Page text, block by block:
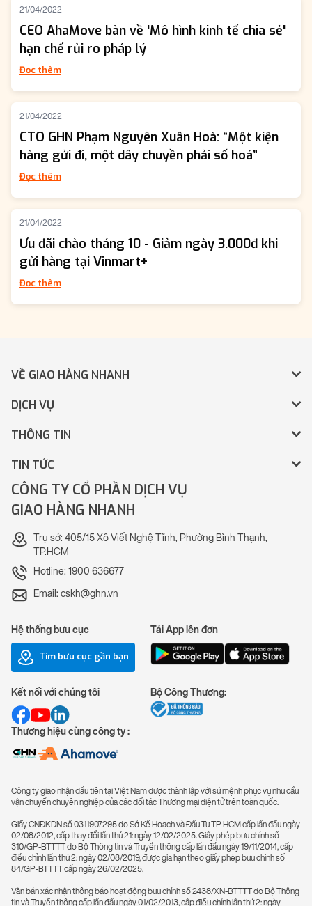
21/04/2022
CEO AhaMove bàn về 'Mô hình kinh tế chia sẻ'
hạn chế rủi ro pháp lý
Đọc thêm
21/04/2022
CTO GHN Phạm Nguyên Xuân Hoà: “Một kiện
hàng gửi đi, một dây chuyền phải số hoá”
Đọc thêm
21/04/2022
Ưu đãi chào tháng 10 - Giảm ngày 3.000đ khi
gửi hàng tại Vinmart+
Đọc thêm
VỀ GIAO HÀNG NHANH
DỊCH VỤ
THÔNG TIN
TIN TỨC
CÔNG TY CỔ PHẦN DỊCH VỤ
GIAO HÀNG NHANH
Trụ sở: 405/15 Xô Viết Nghệ Tĩnh, Phường Bình Thạnh,
TP.HCM
Hotline: 1900 636677
Email: cskh@ghn.vn
Hệ thống bưu cục
Tìm bưu cục gần bạn
Tải App lên đơn
Kết nối với chúng tôi
Thương hiệu cùng công ty :
Bộ Công Thương:
Công ty giao nhận đầu tiên tại Việt Nam được thành lập với sứ mệnh phục vụ nhu cầu
vận chuyển chuyên nghiệp của các đối tác Thương mại điện tử trên toàn quốc.
Giấy CNĐKDN số 0311907295 do Sở Kế Hoạch và Đầu Tư TP HCM cấp lần đầu ngày
02/08/2012, cấp thay đổi lần thứ 21: ngày 12/02/2025. Giấy phép bưu chính số
310/GP-BTTTT do Bộ Thông tin và Truyền thông cấp lần đầu ngày 19/11/2014, cấp
điều chỉnh lần thứ 2: ngày 02/08/2019, được gia hạn theo giấy phép bưu chính số
84/GP-BTTTT cấp ngày 26/02/2025.
Văn bản xác nhận thông báo hoạt động bưu chính số 2438/XN-BTTTT do Bộ Thông
tin và Truyền thông cấp lần đầu ngày 01/02/2013, cấp điều chỉnh lần thứ 2: ngày